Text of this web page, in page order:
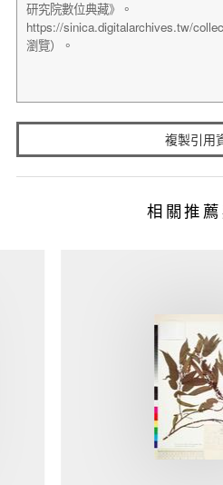
複製引用
相關推